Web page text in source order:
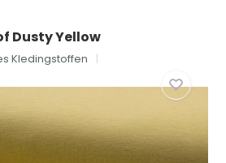
Dusty Yellow
Kledingstoffen